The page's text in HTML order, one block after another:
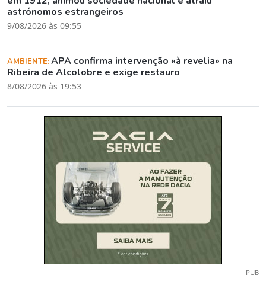
astrónomos estrangeiros
9/08/2026 às 09:55
AMBIENTE:APA confirma intervenção «à revelia» na
Ribeira de Alcolobre e exige restauro
8/08/2026 às 19:53
PUB